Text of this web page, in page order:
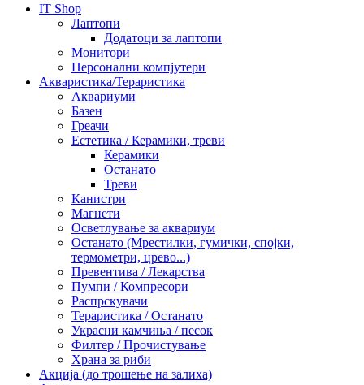
IT Shop
Лаптопи
Додатоци за лаптопи
Монитори
Персонални компјутери
Акваристика/Тераристика
Аквариуми
Базен
Греачи
Естетика / Керамики, треви
Керамики
Останато
Треви
Канистри
Магнети
Осветлување за аквариум
Останато (Мрестилки, гумички, спојки,
термометри, црево...)
Превентива / Лекарства
Пумпи / Компресори
Распрскувачи
Тераристика / Останато
Украсни камчиња / песок
Филтер / Прочистување
Храна за риби
Акција (до трошење на залиха)